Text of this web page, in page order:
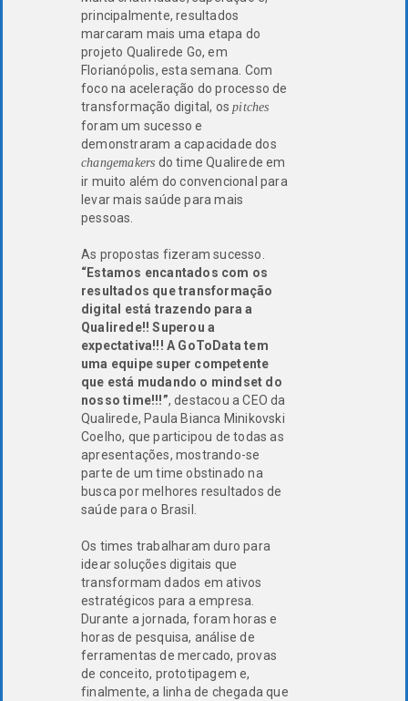
principalmente, resultados
marcaram mais uma etapa do
projeto Qualirede Go, em
Florianópolis, esta semana. Com
foco na aceleração do processo de
transformação digital, ospitches
foram um sucesso e
demonstraram a capacidade dos
changemakers do time Qualirede em
ir muito além do convencional para
levar mais saúde para mais
pessoas.
As propostas fizeram sucesso.
“Estamos encantados com os
resultados que transformação
digital está trazendo para a
Qualirede!! Superou a
expectativa!!! A GoToData tem
uma equipe super competente
que está mudando o mindset do
nosso time!!!”, destacou a CEO da
Qualirede, Paula Bianca Minikovski
Coelho, que participou de todas as
apresentações, mostrando-se
parte de um time obstinado na
busca por melhores resultados de
saúde para o Brasil.
Os times trabalharam duro para
idear soluções digitais que
transformam dados em ativos
estratégicos para a empresa.
Durante a jornada, foram horas e
horas de pesquisa, análise de
ferramentas de mercado, provas
de conceito, prototipagem e,
finalmente, a linha de chegada que